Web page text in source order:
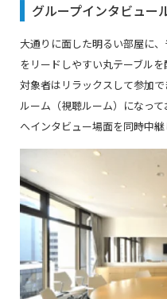
グループインタビュー
大通りに面した明るい部屋に
をリードしやすい丸テーブル
対象者はリラックスして参加で
ルーム（視聴ルーム）になっ
へインタビュー場面を同時中継